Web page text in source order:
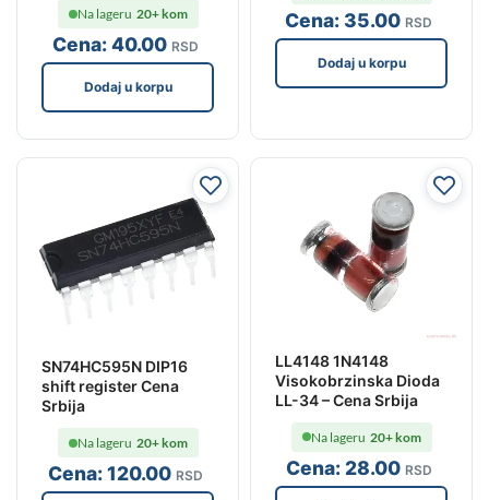
Cena:40.00 RSD
Na lageru 20+ kom
Dodaj u korpu
Cena:35.00 RSD
Dodaj u korpu
SN74HC595N DIP16
shift register Cena
Srbija
Cena:120.00 RSD
Na lageru 20+ kom
LL4148 1N4148
Visokobrzinska Dioda
LL-34 – Cena Srbija
Cena: 28.00 RSD
Na lageru 20+ kom